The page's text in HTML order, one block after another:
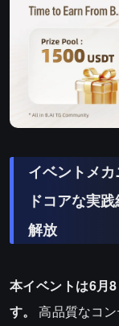
イベントメ
ドコアな実
解放
本イベントは6月
す。
高品質なコ